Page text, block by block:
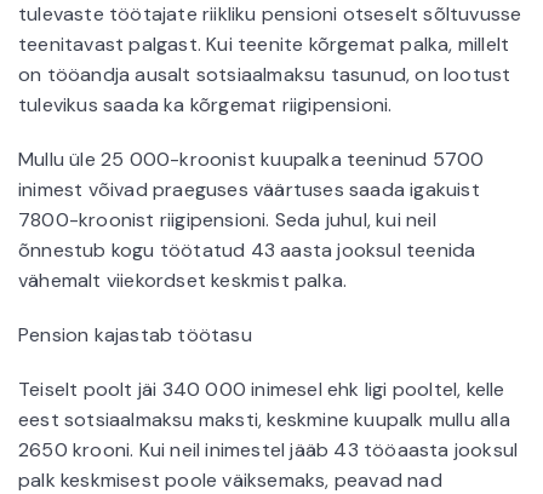
tulevaste töötajate riikliku pensioni otseselt sõltuvusse
teenitavast palgast. Kui teenite kõrgemat palka, millelt
on tööandja ausalt sotsiaalmaksu tasunud, on lootust
tulevikus saada ka kõrgemat riigipensioni.
Mullu üle 25 000-kroonist kuupalka teeninud 5700
inimest võivad praeguses väärtuses saada igakuist
7800-kroonist riigipensioni. Seda juhul, kui neil
õnnestub kogu töötatud 43 aasta jooksul teenida
vähemalt viiekordset keskmist palka.
Pension kajastab töötasu
Teiselt poolt jäi 340 000 inimesel ehk ligi pooltel, kelle
eest sotsiaalmaksu maksti, keskmine kuupalk mullu alla
2650 krooni. Kui neil inimestel jääb 43 tööaasta jooksul
palk keskmisest poole väiksemaks, peavad nad